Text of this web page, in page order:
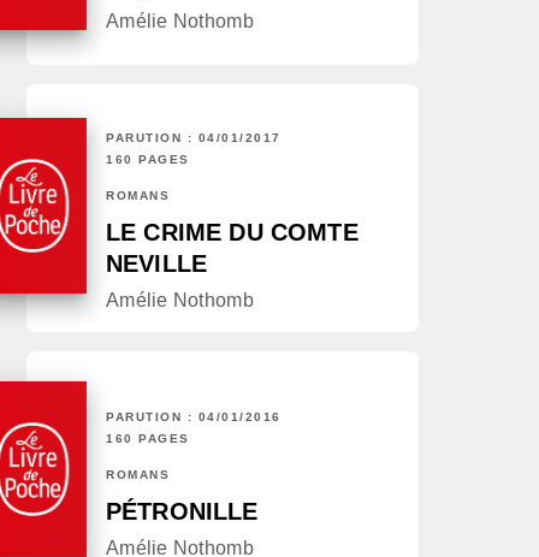
Amélie Nothomb
PARUTION : 04/01/2017
160 PAGES
ROMANS
LE CRIME DU COMTE
NEVILLE
Amélie Nothomb
PARUTION : 04/01/2016
160 PAGES
ROMANS
PÉTRONILLE
Amélie Nothomb